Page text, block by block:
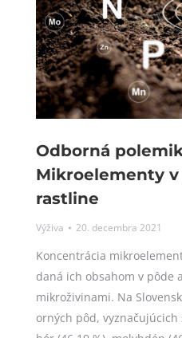
Odborná
Mikroelementy v
rastline
Výživa 20. decembra 2021
Koncentrácia
daná ich obsahom v pôde
mikroživinami. Na
orných pôd,